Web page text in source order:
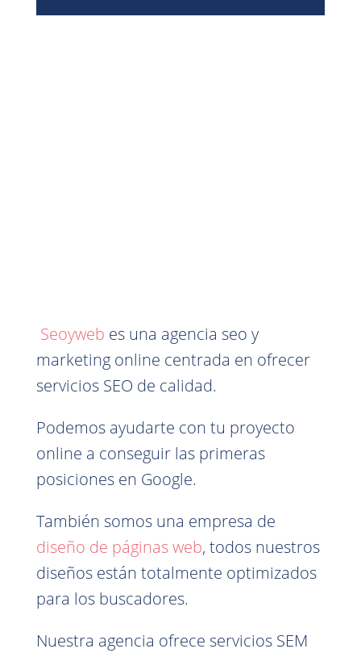
Seoyweb es una agencia seo y
marketing online centrada en ofrecer
servicios SEO de calidad.
Podemos ayudarte con tu proyecto
online a conseguir las primeras
posiciones en Google.
También somos una empresa de
diseño de páginas web, todos nuestros
diseños están totalmente optimizados
para los buscadores.
Nuestra agencia ofrece servicios SEM